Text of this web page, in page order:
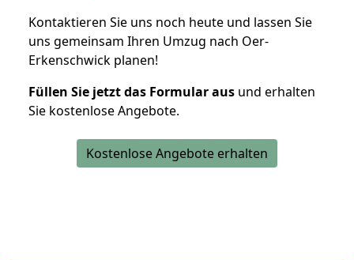
Kontaktieren Sie uns noch heute und lassen Sie
uns gemeinsam Ihren Umzug nach Oer-
Erkenschwick planen!
Füllen Sie jetzt das Formular aus und erhalten
Sie kostenlose Angebote.
Kostenlose Angebote erhalten